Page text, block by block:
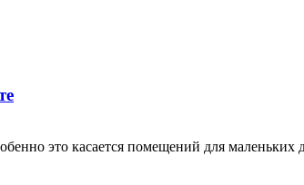
это касается помещений для